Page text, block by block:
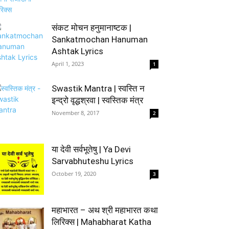
संकट मोचन हनुमानाष्टक |
Sankatmochan Hanuman
Ashtak Lyrics
April 1, 2023 1
Swastik Mantra | स्वस्ति न
इन्द्रो वृद्धश्रवा | स्वस्तिक मंत्र
November 8, 2017 2
या देवी सर्वभूतेषु | Ya Devi
Sarvabhuteshu Lyrics
October 19, 2020 3
महाभारत – अथ श्री महाभारत कथा
लिरिक्स | Mahabharat Katha